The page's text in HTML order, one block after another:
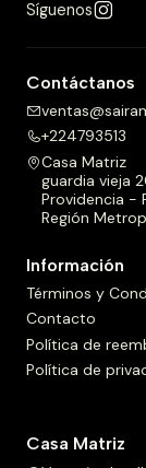
Síguenos
Contáctanos
+224793513
Casa Matriz
guardia vieja
Providencia -
Región
Información
Términos y
Contacto
Política de
Política de
Casa Matriz